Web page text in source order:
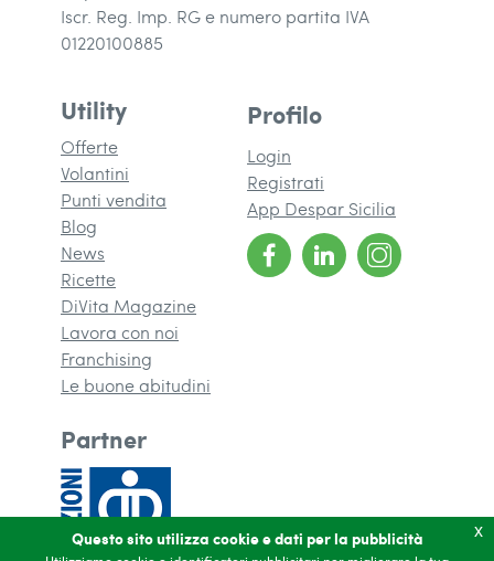
Iscr. Reg. Imp. RG e numero partita IVA
01220100885
Utility
Offerte
Volantini
Punti vendita
Blog
News
Ricette
DiVita Magazine
Lavora con noi
Franchising
Le buone abitudini
Profilo
Login
Registrati
App Despar Sicilia
Partner
Questo sito utilizza cookie e dati per la pubblicità x